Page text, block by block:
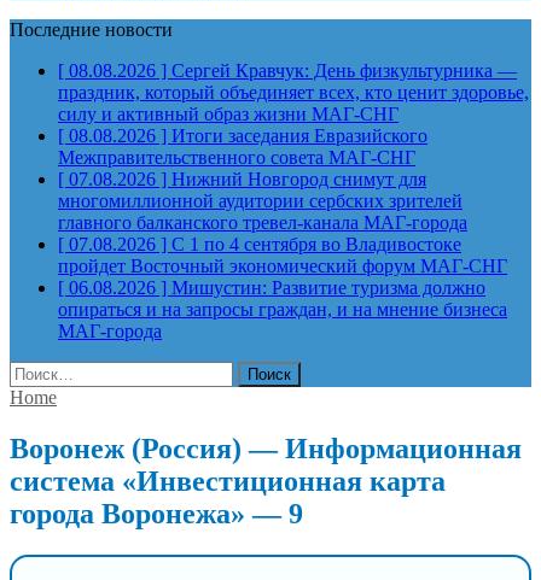
Последние новости
[ 08.08.2026 ] Сергей Кравчук: День физкультурника —
праздник, который объединяет всех, кто ценит здоровье,
силу и активный образ жизни МАГ-СНГ
[ 08.08.2026 ] Итоги заседания Евразийского
Межправительственного совета МАГ-СНГ
[ 07.08.2026 ] Нижний Новгород снимут для
многомиллионной аудитории сербских зрителей
главного балканского тревел-канала МАГ-города
[ 07.08.2026 ] С 1 по 4 сентября во Владивостоке
пройдет Восточный экономический форум МАГ-СНГ
[ 06.08.2026 ] Мишустин: Развитие туризма должно
опираться и на запросы граждан, и на мнение бизнеса
МАГ-города
Найти:
Home
Воронеж (Россия) — Информационная
система «Инвестиционная карта
города Воронежа» — 9